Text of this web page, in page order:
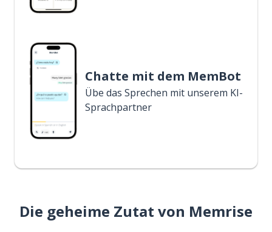
Chatte mit dem MemBot
Übe das Sprechen mit unserem KI-
Sprachpartner
Die geheime Zutat von Memrise